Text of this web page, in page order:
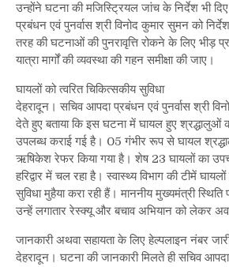
उन्होंने घटना की मजिस्ट्रियल जांच के निर्देश भी
प्रबंधन एवं पुनर्वास श्री विनोद कुमार सुमन को
तरह की घटनाओं की पुनरावृत्ति रोकने के लिए भीड़
यात्रा मार्गों की व्यवस्था की गहन समीक्षा की जाए।
घायलों को त्वरित चिकित्सकीय सुविधा
देहरादून। सचिव आपदा प्रबंधन एवं पुनर्वास श्री
देते हुए बताया कि इस घटना में घायल हुए श्रद्धालुओं
उपलब्ध कराई गई है। 05 गंभीर रूप से घायल
ऋषिकेश रेफर किया गया है। शेष 23 घायलों का
हरिद्वार में चल रहा है। स्वास्थ्य विभाग की टीमें
सुविधा मुहैया करा रही हैं। माननीय मुख्यमंत्री
उन्हें लगातार रेस्क्यू और बचाव अभियान को लेकर
जानकारी अथवा सहायता के लिए हेल्पलाइन नंबर
देहरादून। घटना की जानकारी मिलते ही सचिव